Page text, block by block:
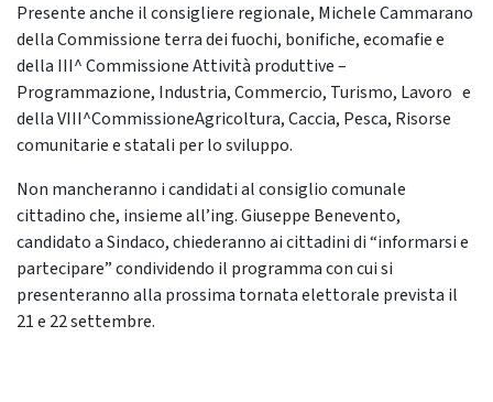
Presente anche il consigliere regionale, Michele Cammarano
della Commissione terra dei fuochi, bonifiche, ecomafie e
della III^ Commissione Attività produttive –
Programmazione, Industria, Commercio, Turismo, Lavoro e
della VIII^CommissioneAgricoltura, Caccia, Pesca, Risorse
comunitarie e statali per lo sviluppo.
Non mancheranno i candidati al consiglio comunale
cittadino che, insieme all’ing. Giuseppe Benevento,
candidato a Sindaco, chiederanno ai cittadini di “informarsi e
partecipare” condividendo il programma con cui si
presenteranno alla prossima tornata elettorale prevista il
21 e 22 settembre.